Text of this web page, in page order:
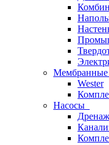
Мембранные
Wester
Насосы